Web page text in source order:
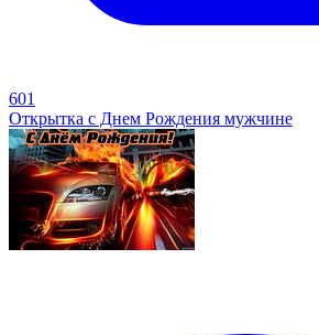
601
Открытка с Днем Рождения мужчине